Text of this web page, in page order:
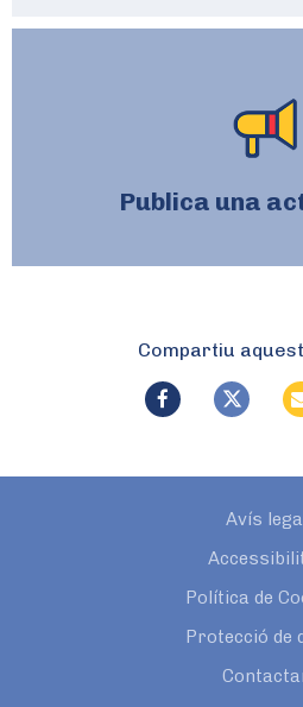
Publica una
Compartiu
Avís
Política de
Protecció de